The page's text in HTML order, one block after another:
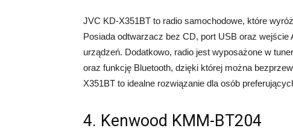
JVC KD-X351BT to radio samochodowe, które
Posiada odtwarzacz bez CD, port USB oraz
urządzeń. Dodatkowo, radio jest wyposażone w
oraz funkcję Bluetooth, dzięki której można
X351BT to idealne rozwiązanie dla osób
4. Kenwood KMM-BT204